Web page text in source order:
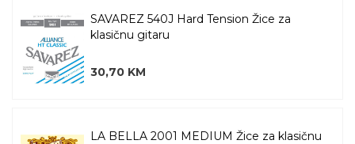
SAVAREZ 540J Hard Tension Žice za
klasičnu gitaru
30,70 KM
LA BELLA 2001 MEDIUM Žice za klasičnu